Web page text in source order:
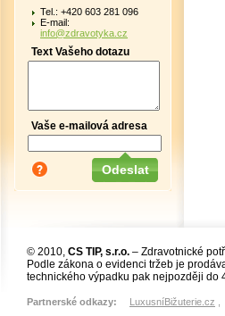
Tel.: +420 603 281 096
E-mail:
info@zdravotyka.cz
Text Vašeho dotazu
Vaše e-mailová adresa
© 2010, CS TIP, s.r.o. – Zdravotnické
Podle zákona o evidenci tržeb je
technického výpadku pak nejpozději do
Partnerské odkazy: LuxusníBižuterie.cz